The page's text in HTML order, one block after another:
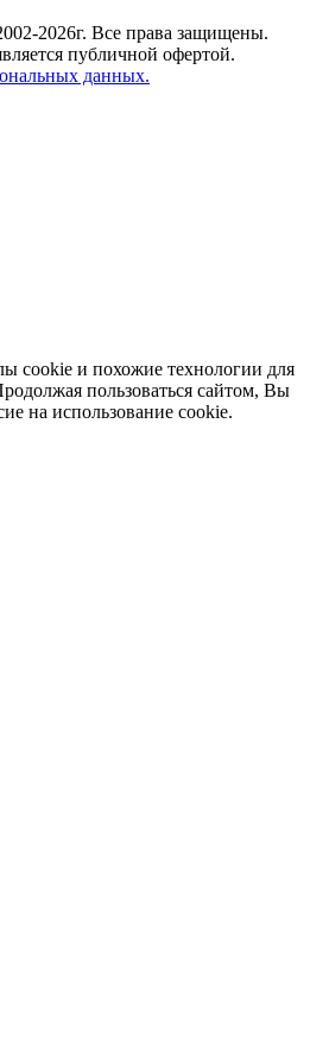
2026г. Все права защищены.
публичной офертой.
данных.
cookie и похожие технологии для
пользоваться сайтом, Вы
на использование cookie.